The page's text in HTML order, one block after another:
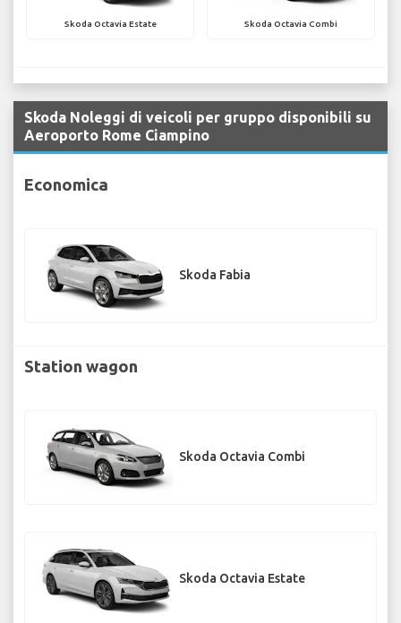
Skoda Octavia Estate Skoda Octavia Combi
Skoda Noleggi di veicoli per gruppo disponibili su
Aeroporto Rome Ciampino
Economica
Skoda Fabia
Station wagon
Skoda Octavia Combi
Skoda Octavia Estate